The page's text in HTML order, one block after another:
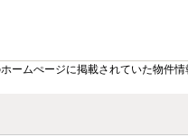
ムぺージに掲載されていた物件情